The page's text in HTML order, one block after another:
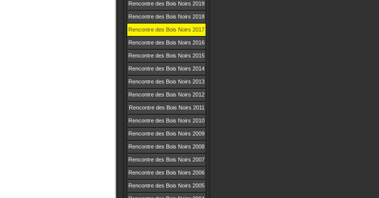
Rencontre des Bois Noirs 2019
Rencontre des Bois Noirs 2018
Rencontre des Bois Noirs 2017
Rencontre des Bois Noirs 2016
Rencontre des Bois Noirs 2015
Rencontre des Bois Noirs 2014
Rencontre des Bois Noirs 2013
Rencontre des Bois Noirs 2012
Rencontre des Bois Noirs 2011
Rencontre des Bois Noirs 2010
Rencontre des Bois Noirs 2009
Rencontre des Bois Noirs 2008
Rencontre des Bois Noirs 2007
Rencontre des Bois Noirs 2006
Rencontre des Bois Noirs 2005